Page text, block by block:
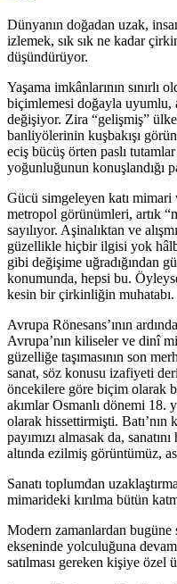
Dünyanın doğadan uzak,
izlemek, sık sık ne kadar
düşündürüyor.
Yaşama imkânlarının sınırlı
biçimlemesi doğayla uyumlu,
değişiyor. Zira “gelişmiş”
banliyölerinin kuşbakışı
eciş bücüş örten paslı
yoğunluğunun konuşlandığı
Gücü simgeleyen katı
metropol görünümleri, artık
sayılıyor. Aşinalıktan ve
güzellikle hiçbir ilgisi yok
gibi değişime uğradığından
konumunda, hepsi bu.
kesin bir çirkinliğin muhatabı.
Avrupa Rönesans’ının
Avrupa’nın kiliseler ve dinî
güzelliğe taşımasının son
sanat, söz konusu izafiyeti
öncekilere göre biçim olarak
akımlar Osmanlı dönemi 18.
olarak hissettirmişti.
payımızı almasak da,
altında ezilmiş görüntümüz,
Sanatı toplumdan
mimarideki kırılma bütün
Modern zamanlardan bugüne
ekseninde yolculuğuna
satılması gereken kişiye özel